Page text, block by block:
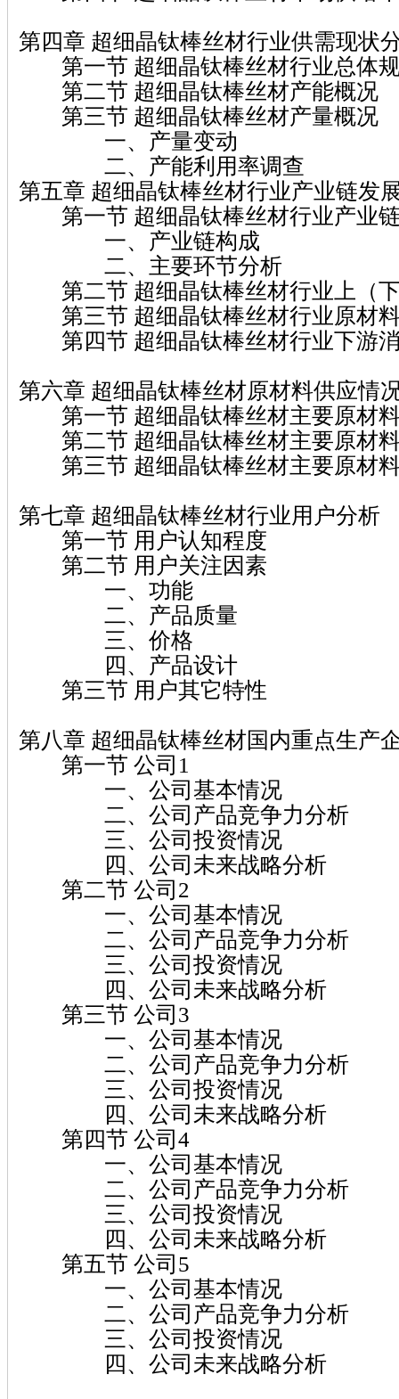
第四章 超细晶钛棒丝材行业供需现状
第一节 超细晶钛棒丝材行业总体
第二节 超细晶钛棒丝材产能概况
第三节 超细晶钛棒丝材产量概况
一、产量变动
二、产能利用率调查
第五章 超细晶钛棒丝材行业产业链发
第一节 超细晶钛棒丝材行业产业
一、产业链构成
二、主要环节分析
第二节 超细晶钛棒丝材行业上（
第三节 超细晶钛棒丝材行业原材
第四节 超细晶钛棒丝材行业下游
第六章 超细晶钛棒丝材原材料供应情
第一节 超细晶钛棒丝材主要原材
第二节 超细晶钛棒丝材主要原材
第三节 超细晶钛棒丝材主要原材
第七章 超细晶钛棒丝材行业用户分析
第一节 用户认知程度
第二节 用户关注因素
一、功能
二、产品质量
三、价格
四、产品设计
第三节 用户其它特性
第八章 超细晶钛棒丝材国内重点生产
第一节 公司1
一、公司基本情况
二、公司产品竞争力分析
三、公司投资情况
四、公司未来战略分析
第二节 公司2
一、公司基本情况
二、公司产品竞争力分析
三、公司投资情况
四、公司未来战略分析
第三节 公司3
一、公司基本情况
二、公司产品竞争力分析
三、公司投资情况
四、公司未来战略分析
第四节 公司4
一、公司基本情况
二、公司产品竞争力分析
三、公司投资情况
四、公司未来战略分析
第五节 公司5
一、公司基本情况
二、公司产品竞争力分析
三、公司投资情况
四、公司未来战略分析